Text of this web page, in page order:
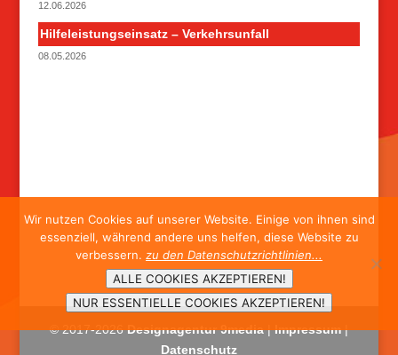
12.06.2026
Hilfeleistungseinsatz – Verkehrsunfall
08.05.2026
© 2017-2026 Designagentur 9media|Impressum|
Datenschutz
Wir nutzen Cookies auf unserer Website. Einige von ihnen sind
essenziell, während andere uns helfen, diese Website zu
verbessern. zu den Datenschutzrichtlinien...
ALLE COOKIES AKZEPTIEREN!
NUR ESSENTIELLE COOKIES AKZEPTIEREN!